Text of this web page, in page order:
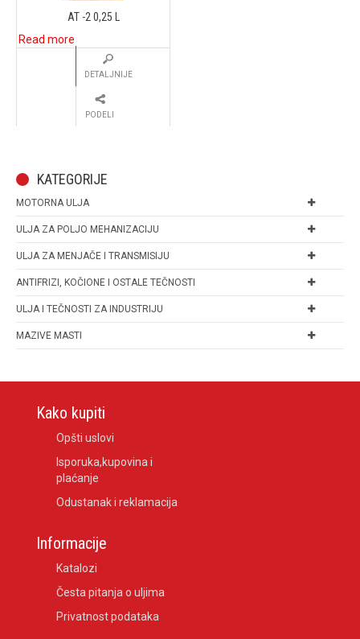
AT -2 0,25 L
Read more
DETALJNIJE
PODELI
KATEGORIJE
MOTORNA ULJA
ULJA ZA POLJO MEHANIZACIJU
ULJA ZA MENJAČE I TRANSMISIJU
ANTIFRIZI, KOČIONE I OSTALE TEČNOSTI
ULJA I TEČNOSTI ZA INDUSTRIJU
MAZIVE MASTI
Kako kupiti
Opšti uslovi
Isporuka,kupovina i
plaćanje
Odustanak i reklamacija
Informacije
Katalozi
Česta pitanja o uljima
Privatnost podataka